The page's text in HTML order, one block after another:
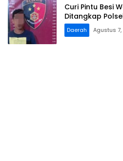
Curi Pintu Besi
Ditangkap
Daerah Agustus